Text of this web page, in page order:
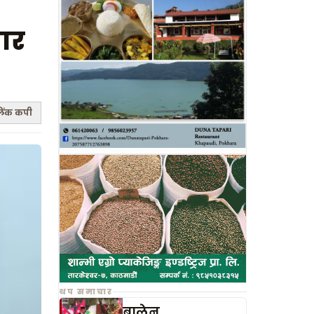
कपी
थप समाचार